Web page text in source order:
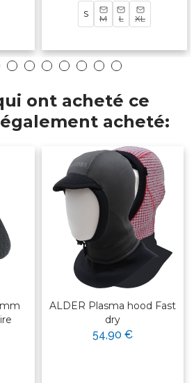
S M L XL
ont acheté ce
acheté:
ALDER Plasma hood Fast
dry
54,90 €